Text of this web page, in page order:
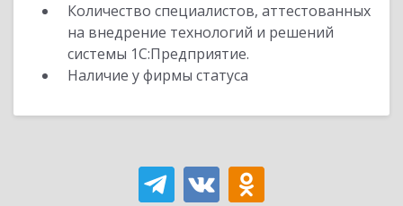
Количество специалистов, аттестованных
на внедрение технологий и решений
системы 1С:Предприятие.
Наличие у фирмы статуса